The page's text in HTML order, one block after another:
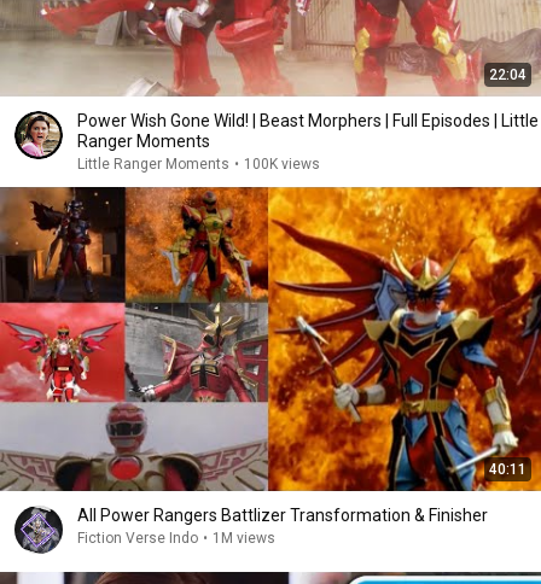
22:04
Power Wish Gone Wild! | Beast Morphers | Full Episodes | Little
Ranger Moments
Little Ranger Moments • 100K views
40:11
All Power Rangers Battlizer Transformation & Finisher
Fiction Verse Indo • 1M views